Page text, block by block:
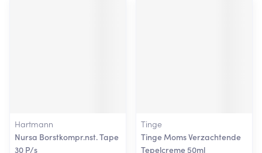
Hartmann
Nursa Borstkompr.nst. Tape
30 P/s
Tinge
Tinge Moms Verzachtende
Tepelcreme 50ml